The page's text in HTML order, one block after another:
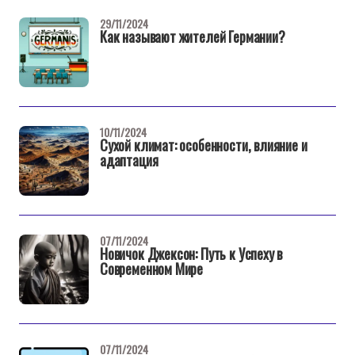
Как называют жителей Германии?
29/11/2024
Сухой климат: особенности, влияние и
адаптация
10/11/2024
Новичок Джексон: Путь к Успеху в
Современном Мире
07/11/2024
07/11/2024